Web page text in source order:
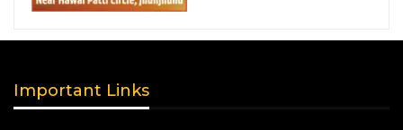
Important Links